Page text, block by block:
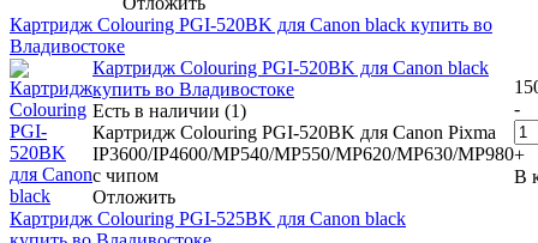
Картридж Colouring PGI-520BK для Canon black купить во
Владивостоке
Картридж Colouring PGI-520BK для Canon black
купить во Владивостоке
Есть в наличии (1)
Картридж Colouring PGI-520BK для Canon Pixma
IP3600/IP4600/MP540/MP550/MP620/MP630/MP980
с чипом
Отложить
-
+
В
Картридж Colouring PGI-525BK для Canon black